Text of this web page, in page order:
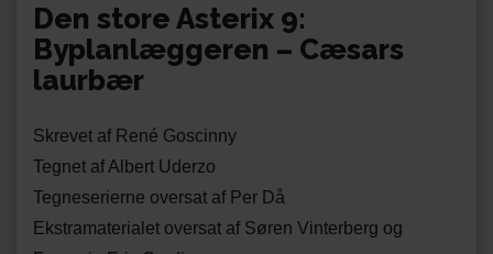
Den store Asterix 9:
Byplanlæggeren – Cæsars
laurbær
Skrevet af René Goscinny
Tegnet af Albert Uderzo
Tegneserierne oversat af Per Då
Ekstramaterialet oversat af Søren Vinterberg og